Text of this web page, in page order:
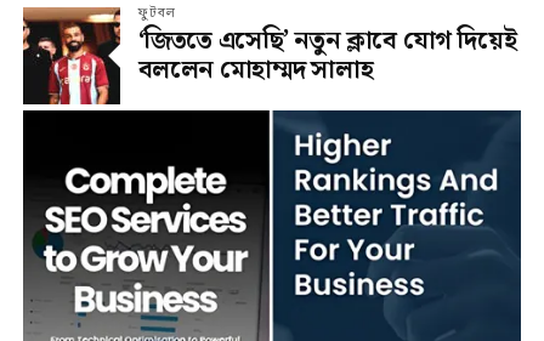
ফুটবল
‘জিততে এসেছি’ নতুন ক্লাবে যোগ দিয়েই
বললেন মোহাম্মদ সালাহ